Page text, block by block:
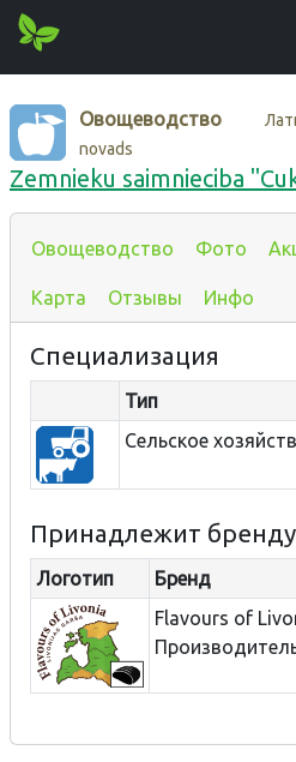
Овощеводство
novads
Zemnieku saimnieciba
Овощеводство Фото
Карта Отзывы Инфо
Специализация
Тип
Сельское
Принадлежит бренду
Логотип Бренд
Flavours of